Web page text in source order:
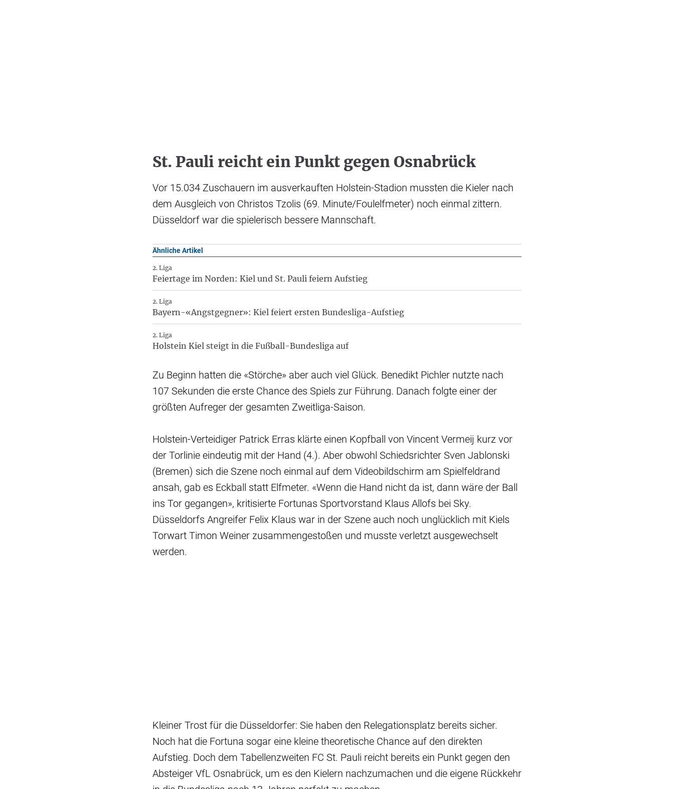
St. Pauli reicht ein Punkt gegen Osnabrück
Vor 15.034 Zuschauern im ausverkauften Holstein-Stadion mussten die Kieler nach
dem Ausgleich von Christos Tzolis (69. Minute/Foulelfmeter) noch einmal zittern.
Düsseldorf war die spielerisch bessere Mannschaft.
Ähnliche Artikel
2. Liga
Feiertage im Norden: Kiel und St. Pauli feiern Aufstieg
2. Liga
Bayern-«Angstgegner»: Kiel feiert ersten Bundesliga-Aufstieg
2. Liga
Holstein Kiel steigt in die Fußball-Bundesliga auf
Zu Beginn hatten die «Störche» aber auch viel Glück. Benedikt Pichler nutzte nach
107 Sekunden die erste Chance des Spiels zur Führung. Danach folgte einer der
größten Aufreger der gesamten Zweitliga-Saison.
Holstein-Verteidiger Patrick Erras klärte einen Kopfball von Vincent Vermeij kurz vor
der Torlinie eindeutig mit der Hand (4.). Aber obwohl Schiedsrichter Sven Jablonski
(Bremen) sich die Szene noch einmal auf dem Videobildschirm am Spielfeldrand
ansah, gab es Eckball statt Elfmeter. «Wenn die Hand nicht da ist, dann wäre der Ball
ins Tor gegangen», kritisierte Fortunas Sportvorstand Klaus Allofs bei Sky.
Düsseldorfs Angreifer Felix Klaus war in der Szene auch noch unglücklich mit Kiels
Torwart Timon Weiner zusammengestoßen und musste verletzt ausgewechselt
werden.
Kleiner Trost für die Düsseldorfer: Sie haben den Relegationsplatz bereits sicher.
Noch hat die Fortuna sogar eine kleine theoretische Chance auf den direkten
Aufstieg. Doch dem Tabellenzweiten FC St. Pauli reicht bereits ein Punkt gegen den
Absteiger VfL Osnabrück, um es den Kielern nachzumachen und die eigene Rückkehr